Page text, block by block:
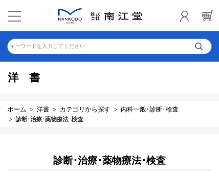
キーワードを入力してください
洋書
ホーム 洋書 カテゴリから探す 内科一般･診断･検査
診断･治療･薬物療法･検査
診断･治療･薬物療法･検査